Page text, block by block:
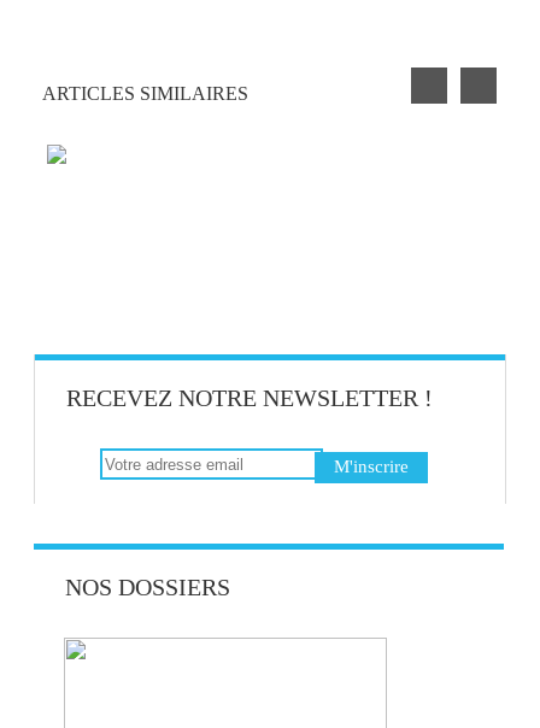
ARTICLES SIMILAIRES
CHOISIR LE BON MOMENT !
RECEVEZ NOTRE NEWSLETTER !
NOS DOSSIERS